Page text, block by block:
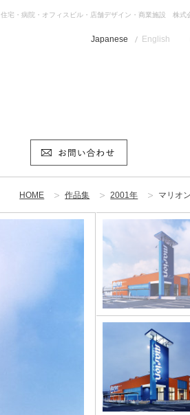
住宅・病院・オフィスビル・店舗デザイン・商業施設 株式
Japanese English
HOME 作品集 2001年 マリオ